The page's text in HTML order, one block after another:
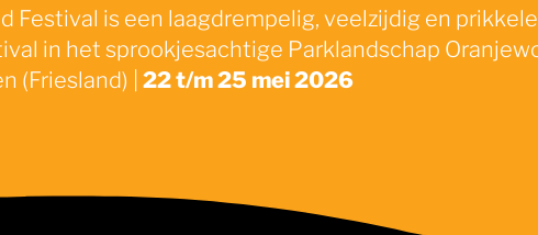
Festival is een laagdrempelig, veelzijdig en
in het sprookjesachtige Parklandschap
(Friesland) |22 t/m 25 mei 2026